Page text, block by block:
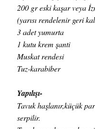
200 gr eski kaşar veya
(yarısı rendelenir geri
3 adet yumurta
1 kutu krem şanti
Muskat rendesi
Tuz-karabiber
Yapılışı-
Tavuk haşlanır,küçük
serpilir.